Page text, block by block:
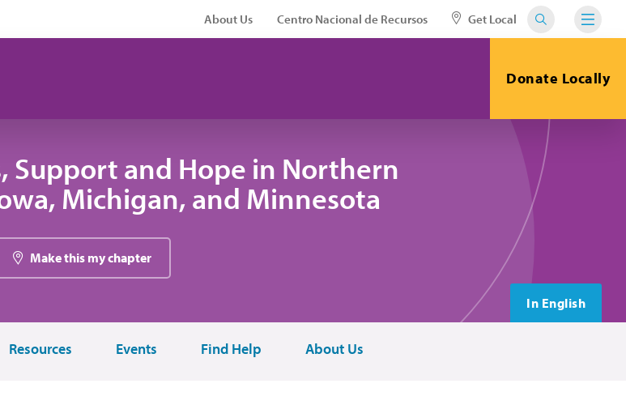
About Us Centro Nacional de Recursos Get Local
Donate Locally
Support and Hope in Northern
Michigan, and Minnesota
Make this my chapter
In English
Resources Events Find Help About Us